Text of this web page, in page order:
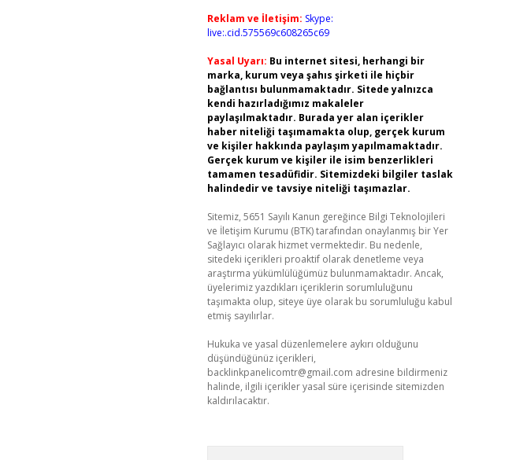
Reklam ve İletişim: Skype:
live:.cid.575569c608265c69
Yasal Uyarı: Bu internet sitesi, herhangi bir
marka, kurum veya şahıs şirketi ile hiçbir
bağlantısı bulunmamaktadır. Sitede yalnızca
kendi hazırladığımız makaleler
paylaşılmaktadır. Burada yer alan içerikler
haber niteliği taşımamakta olup, gerçek kurum
ve kişiler hakkında paylaşım yapılmamaktadır.
Gerçek kurum ve kişiler ile isim benzerlikleri
tamamen tesadüfidir. Sitemizdeki bilgiler taslak
halindedir ve tavsiye niteliği taşımazlar.
Sitemiz, 5651 Sayılı Kanun gereğince Bilgi Teknolojileri
ve İletişim Kurumu (BTK) tarafından onaylanmış bir Yer
Sağlayıcı olarak hizmet vermektedir. Bu nedenle,
sitedeki içerikleri proaktif olarak denetleme veya
araştırma yükümlülüğümüz bulunmamaktadır. Ancak,
üyelerimiz yazdıkları içeriklerin sorumluluğunu
taşımakta olup, siteye üye olarak bu sorumluluğu kabul
etmiş sayılırlar.
Hukuka ve yasal düzenlemelere aykırı olduğunu
düşündüğünüz içerikleri,
backlinkpanelicomtr@gmail.com adresine bildirmeniz
halinde, ilgili içerikler yasal süre içerisinde sitemizden
kaldırılacaktır.